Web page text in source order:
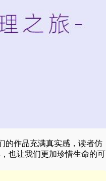
的作品充满真实感，读者仿
也让我们更加珍惜生命的可